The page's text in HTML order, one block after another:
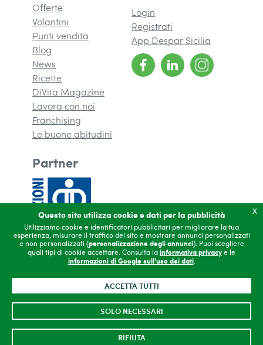
Offerte
Volantini
Punti vendita
Blog
News
Ricette
DiVita Magazine
Lavora con noi
Franchising
Le buone abitudini
Login
Registrati
App Despar Sicilia
Partner
Contatti
Privacy
Accessibilità
Gestisci cookie
Area riservata(si apre in una
Questo sito utilizza cookie e dati per la pubblicità
Utilizziamo cookie e identificatori pubblicitari per migliorare la tua
esperienza, misurare il traffico del sito e mostrare annunci personalizzati
e non personalizzati (personalizzazione degli annunci). Puoi scegliere
quali tipi di cookie accettare. Consulta lainformativa privacye le
informazioni di Google sull'uso dei dati.
ACCETTA TUTTI
SOLO NECESSARI
RIFIUTA
x